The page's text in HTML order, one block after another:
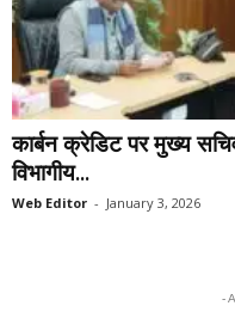
कार्बन क्रेडिट पर मुख्य
विभागीय...
Web Editor - January 3, 2026
-